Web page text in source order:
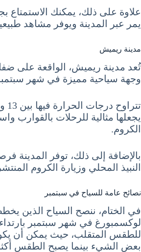
علاوة على ذلك، يمكنك الاستمتاع
يمر عبر المدينة ويوفر مشاهد
مدينة ريميش
تُعد مدينة ريميش، الواقعة على
وجهة سياحية مميزة في شهر
يجعلها مثالية للرحلات بالقوارب
الكروم.
بالإضافة إلى ذلك، توفر المدينة
النبيذ المحلي وزيارة الكروم
نصائح عامة للسياح في سبتمبر
في الختام، ننصح السياح الذين
لوكسمبورغ في شهر سبتمبر
للطقس المتقلب، حيث يمكن أن
بعض الشيء بينما يصبح الطقس أكثر